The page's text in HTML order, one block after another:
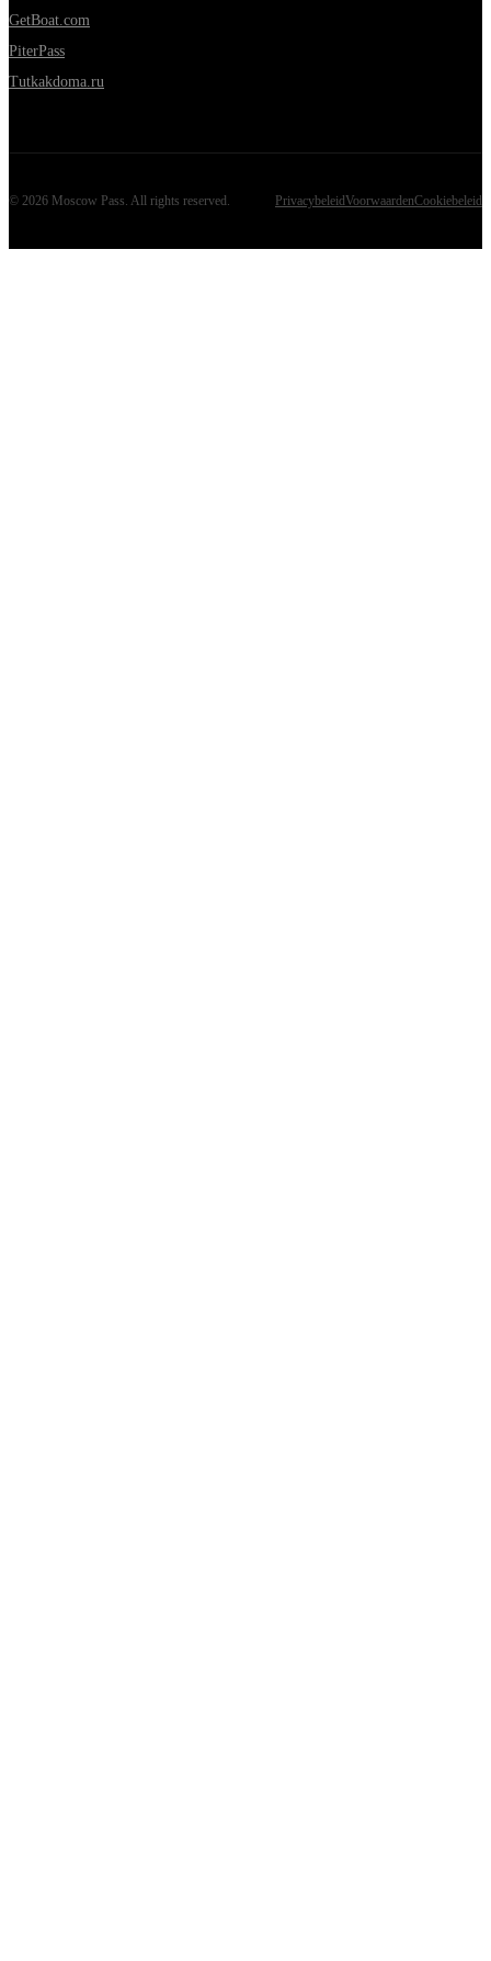
GetBoat.com
PiterPass
Tutkakdoma.ru
© 2026 Moscow Pass . All rights reserved. PrivacybeleidVoorwaardenCookiebeleid